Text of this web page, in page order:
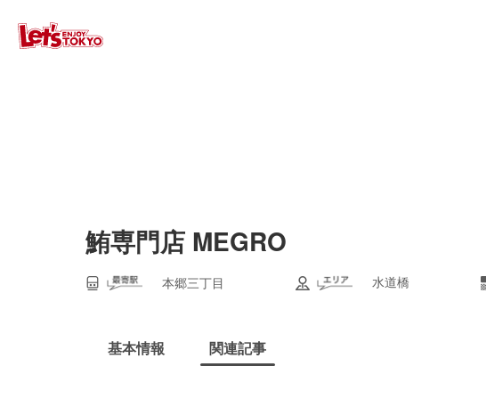
鮪専門店 MEGRO
本郷三丁目 水道橋
基本情報 関連記事